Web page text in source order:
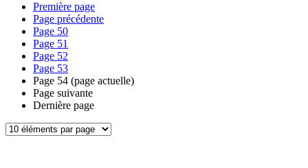
Première page
Page précédente
Page 50
Page 51
Page 52
Page 53
Page 54 (page actuelle)
Page suivante
Dernière page